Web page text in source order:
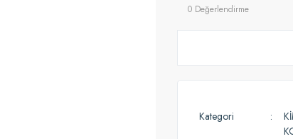
0 Değerlendirme
Kategori